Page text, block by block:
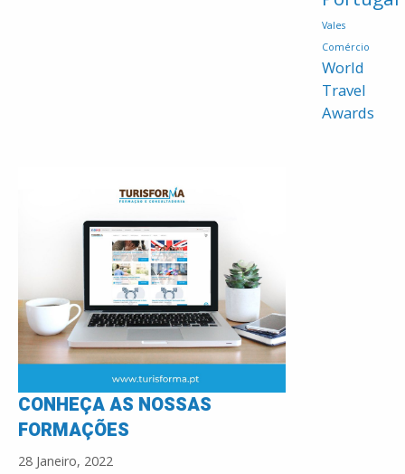
Vales
Comércio
World
Travel
Awards
CONHEÇA AS NOSSAS
FORMAÇÕES
28 Janeiro, 2022